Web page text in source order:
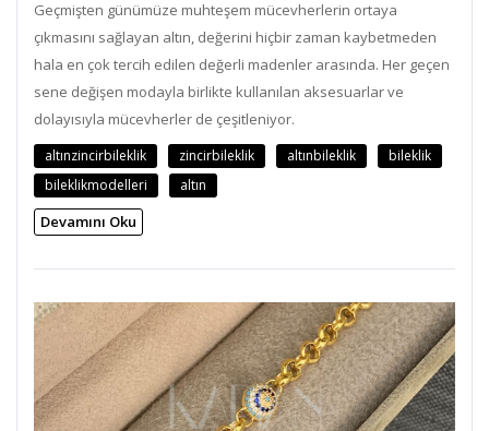
Geçmişten günümüze muhteşem mücevherlerin ortaya
çıkmasını sağlayan altın, değerini hiçbir zaman kaybetmeden
hala en çok tercih edilen değerli madenler arasında. Her geçen
sene değişen modayla birlikte kullanılan aksesuarlar ve
dolayısıyla mücevherler de çeşitleniyor.
altınzincirbileklik zincirbileklik altınbileklik
bileklik
bileklikmodelleri
altın
Devamını Oku